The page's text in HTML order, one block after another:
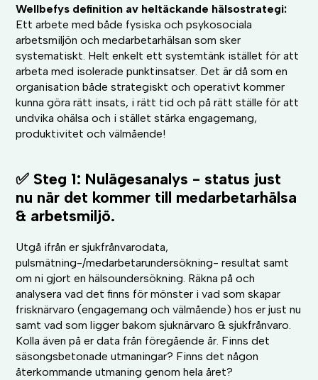
Wellbefys definition av heltäckande hälsostrategi:
Ett arbete med både fysiska och psykosociala
arbetsmiljön och medarbetarhälsan som sker
systematiskt. Helt enkelt ett systemtänk istället för att
arbeta med isolerade punktinsatser. Det är då som en
organisation både strategiskt och operativt kommer
kunna göra rätt insats, i rätt tid och på rätt ställe för att
undvika ohälsa och i stället stärka engagemang,
produktivitet och välmående!
✅ Steg 1: Nulägesanalys - status just
nu när det kommer till medarbetarhälsa
& arbetsmiljö.
Utgå ifrån er sjukfrånvarodata,
pulsmätning-/medarbetarundersökning- resultat samt
om ni gjort en hälsoundersökning. Räkna på och
analysera vad det finns för mönster i vad som skapar
frisknärvaro (engagemang och välmående) hos er just nu
samt vad som ligger bakom sjuknärvaro & sjukfrånvaro.
Kolla även på er data från föregående år. Finns det
säsongsbetonade utmaningar? Finns det någon
återkommande utmaning genom hela året?